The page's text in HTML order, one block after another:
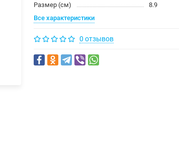
Размер (см)
8.9
Все характеристики
0 отзывов